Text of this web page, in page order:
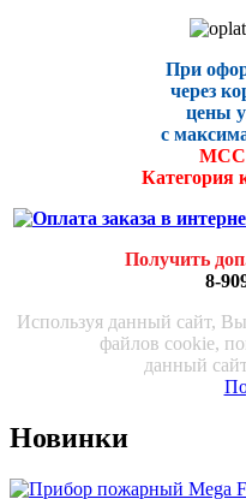
При
через
цены
с
МСС
Категория
Получить
8-
Используя данный сайт, Вы
файлов cookie,
данный
Новинки